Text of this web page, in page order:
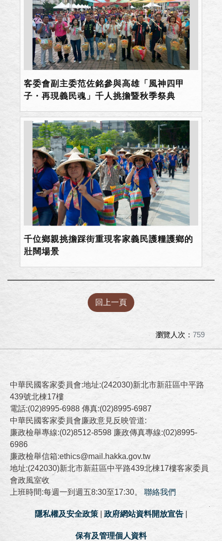
客委會副主委范佐銘參與高雄「風神四甲
子・再現義民魂」千人挑擔暨秋季祭典
千位鄉親挑擔踩街重現客家義民護糧護鄉的
壯闊場景
回上一頁
瀏覽人次： 759
中華民國客家委員會:地址:(242030)新北市新莊區中平路
439號北棟17樓
電話:(02)8995-6988 傳真:(02)8995-6987
中華民國客家委員會廉政意見反映管道:
廉政檢舉專線:(02)8512-8598 廉政傳真專線:(02)8995-
6986
廉政檢舉信箱:ethics@mail.hakka.gov.tw
地址:(242030)新北市新莊區中平路439北棟17樓客家委員
會政風室收
上班時間:每週一到週五8:30至17:30。 聯絡我們
隱私權及安全政策 政府網站資料開放宣告
保有及管理個人資料